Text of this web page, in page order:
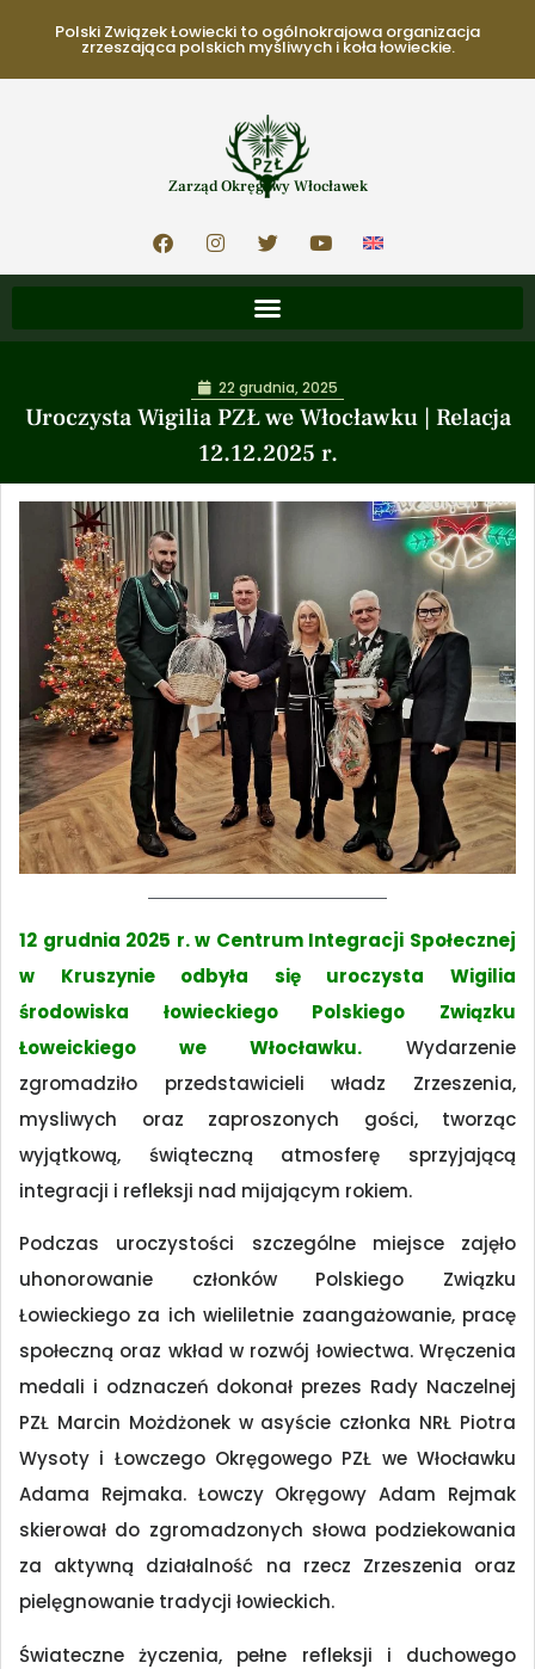
Polski Związek Łowiecki to ogólnokrajowa organizacja
zrzeszająca polskich myśliwych i koła łowieckie.
Zarząd Okręgowy Włocławek
Uroczysta Wigilia PZŁ we Włocławku | Relacja
12.12.2025 r.
22 grudnia, 2025
12 grudnia 2025 r. w Centrum Integracji Społecznej
w Kruszynie odbyła się uroczysta Wigilia
środowiska łowieckiego Polskiego Związku
Łoweickiego we Włocławku.
Wydarzenie
zgromadziło przedstawicieli władz Zrzeszenia,
mysliwych oraz zaproszonych gości, tworząc
wyjątkową, świąteczną atmosferę sprzyjającą
integracji i refleksji nad mijającym rokiem.
Podczas uroczystości szczególne miejsce zajęło
uhonorowanie członków Polskiego Związku
Łowieckiego za ich wieliletnie zaangażowanie, pracę
społeczną oraz wkład w rozwój łowiectwa. Wręczenia
medali i odznaczeń dokonał prezes Rady Naczelnej
PZŁ Marcin Możdżonek w asyście członka NRŁ Piotra
Wysoty i Łowczego Okręgowego PZŁ we Włocławku
Adama Rejmaka. Łowczy Okręgowy Adam Rejmak
skierował do zgromadzonych słowa podziekowania
za aktywną działalność na rzecz Zrzeszenia oraz
pielęgnowanie tradycji łowieckich.
Świateczne życzenia, pełne refleksji i duchowego